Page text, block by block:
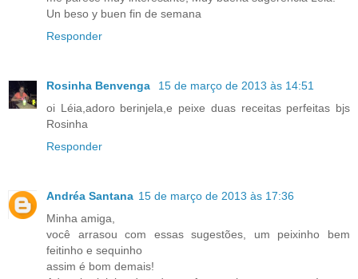
Un beso y buen fin de semana
Responder
Rosinha Benvenga
15 de março de 2013 às 14:51
oi Léia,adoro berinjela,e peixe duas receitas perfeitas bjs
Rosinha
Responder
Andréa Santana 15 de março de 2013 às 17:36
Minha amiga,
você arrasou com essas sugestões, um peixinho bem
feitinho e sequinho
assim é bom demais!